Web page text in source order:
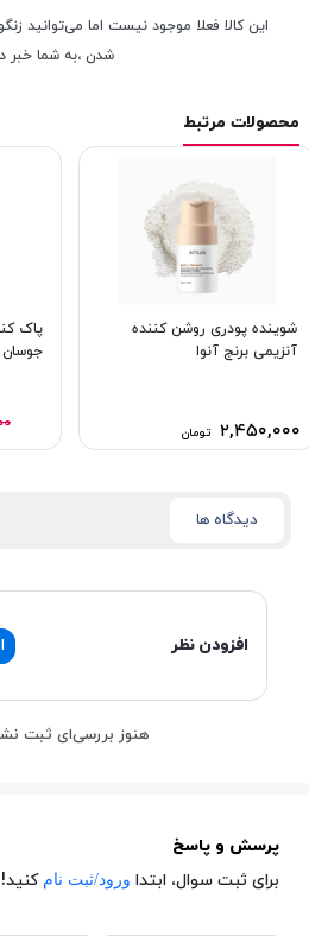
این کالا فعلا موجود نیست اما می‌توانید
شدن ،به شما خبر
محصولات مرتبط
شوینده پودری روشن کننده
آنزیمی برنج آنوا
۲,۴۵۰,۰۰۰ تومان
پاک
جوسان
دیدگاه ها
افزودن نظر
هنوز بررسی‌ای ثبت
پرسش و پاسخ
برای ثبت سوال، ابتدا ورود/ثبت نام کنید!